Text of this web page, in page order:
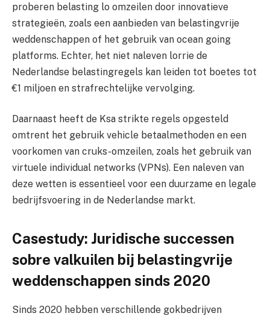
proberen belasting lo omzeilen door innovatieve
strategieën, zoals een aanbieden van belastingvrije
weddenschappen of het gebruik van ocean going
platforms. Echter, het niet naleven lorrie de
Nederlandse belastingregels kan leiden tot boetes tot
€1 miljoen en strafrechtelijke vervolging.
Daarnaast heeft de Ksa strikte regels opgesteld
omtrent het gebruik vehicle betaalmethoden en een
voorkomen van cruks-omzeilen, zoals het gebruik van
virtuele individual networks (VPNs). Een naleven van
deze wetten is essentieel voor een duurzame en legale
bedrijfsvoering in de Nederlandse markt.
Casestudy: Juridische successen
sobre valkuilen bij belastingvrije
weddenschappen sinds 2020
Sinds 2020 hebben verschillende gokbedrijven